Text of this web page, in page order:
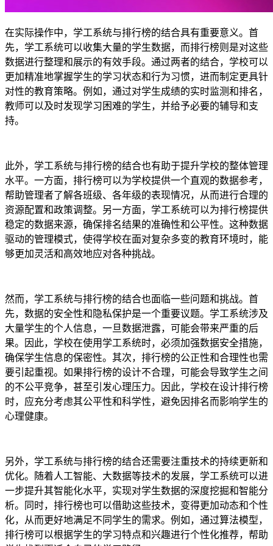
在实际操作中，学工系统与排行榜的结合具有重要意义。首
先，学工系统可以收集大量的学生数据，而排行榜则是对这些
数据进行整理和展示的有效手段。通过两者的结合，学校可以
更加精准地掌握学生的学习状态和行为习惯，进而制定更具针
对性的教育策略。例如，通过对学生成绩的实时监测和排名，
教师可以及时发现学习困难的学生，并给予必要的辅导和支
持。
此外，学工系统与排行榜的结合也有助于提升学校的整体管理
水平。一方面，排行榜可以为学校提供一个直观的数据参考，
帮助管理者了解各班级、各年级的表现情况，从而进行合理的
资源配置和政策调整。另一方面，学工系统可以为排行榜提供
稳定的数据来源，确保排名结果的准确性和公平性。这种数据
驱动的管理模式，使得学校在面对复杂多变的教育环境时，能
够更加灵活和高效地应对各种挑战。
然而，学工系统与排行榜的结合也面临一些问题和挑战。首
先，数据的安全性和隐私保护是一个重要议题。学工系统涉及
大量学生的个人信息，一旦数据泄露，可能会带来严重的后
果。因此，学校在使用学工系统时，必须加强数据安全措施，
确保学生信息的保密性。其次，排行榜的公正性和合理性也需
要引起重视。如果排行榜的设计不合理，可能会导致学生之间
的不公平竞争，甚至引发心理压力。因此，学校在设计排行榜
时，应充分考虑其公平性和科学性，避免因排名而影响学生的
心理健康。
另外，学工系统与排行榜的结合还需要注重技术的持续更新和
优化。随着人工智能、大数据等技术的发展，学工系统可以进
一步提升其智能化水平，实现对学生数据的深度挖掘和智能分
析。同时，排行榜也可以借助这些技术，变得更加动态和个性
化，从而更好地满足不同学生的需求。例如，通过算法模型，
排行榜可以根据学生的学习特点和兴趣进行个性化推荐，帮助